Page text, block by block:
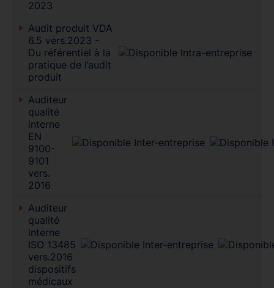
2023
Audit produit VDA
6.5 vers.2023 -
Du référentiel à la
pratique de l’audit
produit
Auditeur
qualité
interne
EN
9100-
9101
vers.
2016
Auditeur
qualité
interne
ISO 13485
vers.2016
dispositifs
médicaux